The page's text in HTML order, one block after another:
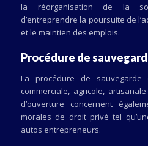
la réorganisation de la
d’entreprendre la poursuite de
et le maintien des emplois.
Procédure de
La procédure de sauvegarde
commerciale, agricole,
d’ouverture concernent
morales de droit privé tel
autos entrepreneurs.